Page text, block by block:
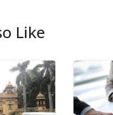
Like